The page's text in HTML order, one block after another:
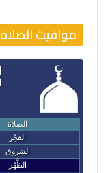
مواقيت الصلاة